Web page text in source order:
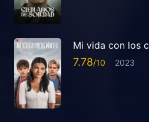
Mi vida con los
7.78 2023